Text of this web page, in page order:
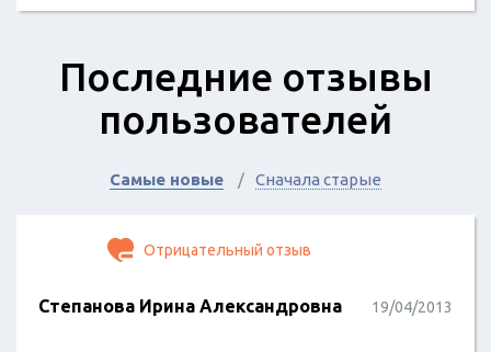
Последние отзывы
пользователей
Самые новые Сначала старые
Отрицательный отзыв
Степанова Ирина Александровна 19/04/2013